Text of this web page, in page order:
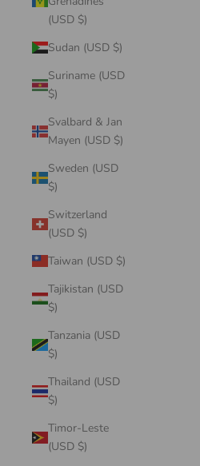
(USD $)
Sudan (USD $)
Suriname (USD
$)
Svalbard & Jan
Mayen (USD $)
Sweden (USD
$)
Switzerland
(USD $)
Taiwan (USD $)
Tajikistan (USD
$)
Tanzania (USD
$)
Thailand (USD
$)
Timor-Leste
(USD $)